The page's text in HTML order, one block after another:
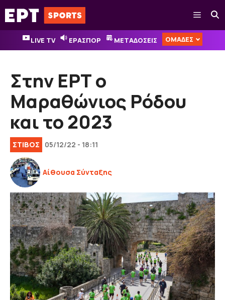
Μετάβαση
σε
περιεχόμενο
Μενού
LIVE TV ΕΡΑΣΠΟΡ ΜΕΤΑΔΟΣΕΙΣ ΟΜΑΔΕΣ
Στην ΕΡΤ ο
Μαραθώνιος Ρόδου
και το 2023
ΣΤΙΒΟΣ 05/12/22 - 18:11
Αίθουσα Σύνταξης